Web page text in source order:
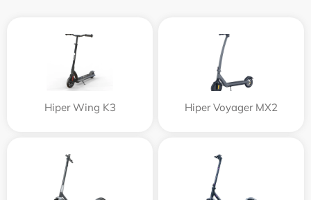
Hiper Wing K3 Hiper Voyager MX2